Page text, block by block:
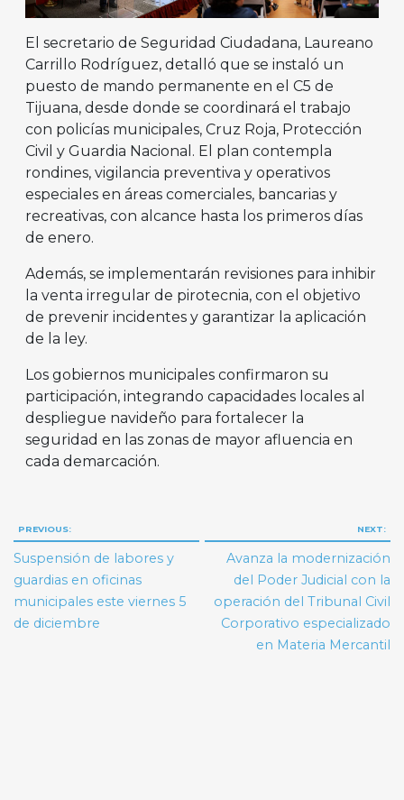
El secretario de Seguridad Ciudadana, Laureano
Carrillo Rodríguez, detalló que se instaló un
puesto de mando permanente en el C5 de
Tijuana, desde donde se coordinará el trabajo
con policías municipales, Cruz Roja, Protección
Civil y Guardia Nacional. El plan contempla
rondines, vigilancia preventiva y operativos
especiales en áreas comerciales, bancarias y
recreativas, con alcance hasta los primeros días
de enero.
Además, se implementarán revisiones para inhibir
la venta irregular de pirotecnia, con el objetivo
de prevenir incidentes y garantizar la aplicación
de la ley.
Los gobiernos municipales confirmaron su
participación, integrando capacidades locales al
despliegue navideño para fortalecer la
seguridad en las zonas de mayor afluencia en
cada demarcación.
Navegación
de
entradas
PREVIOUS:
Suspensión de labores y
guardias en oficinas
municipales este viernes 5
de diciembre
NEXT:
Avanza la modernización
del Poder Judicial con la
operación del Tribunal Civil
Corporativo especializado
en Materia Mercantil